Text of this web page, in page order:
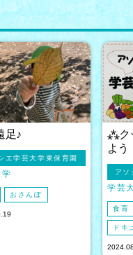
足♪
エ学芸大学東保育園
おさんぽ
⁂ク
よう
アソ
学芸
食育
ドキ